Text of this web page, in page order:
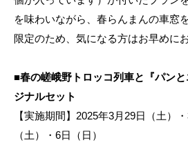
を味わいながら、春らんまんの車窓
限定のため、気になる方はお早めに
■春の嵯峨野トロッコ列車と『パン
ジナルセット
【実施期間】2025年3月29日（土）
（土）・6日（日）